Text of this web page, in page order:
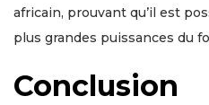
africain, prouvant qu’il est
plus grandes puissances du
Conclusion